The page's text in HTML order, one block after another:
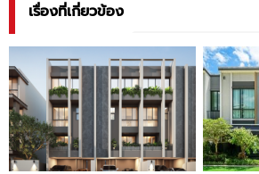
เรื่องที่เกี่ยวข้อง